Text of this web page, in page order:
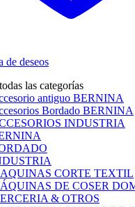
de deseos
las categorías
antiguo BERNINA
Bordado BERNINA
INDUSTRIA
CORTE TEXTIL
DE COSER
& OTROS